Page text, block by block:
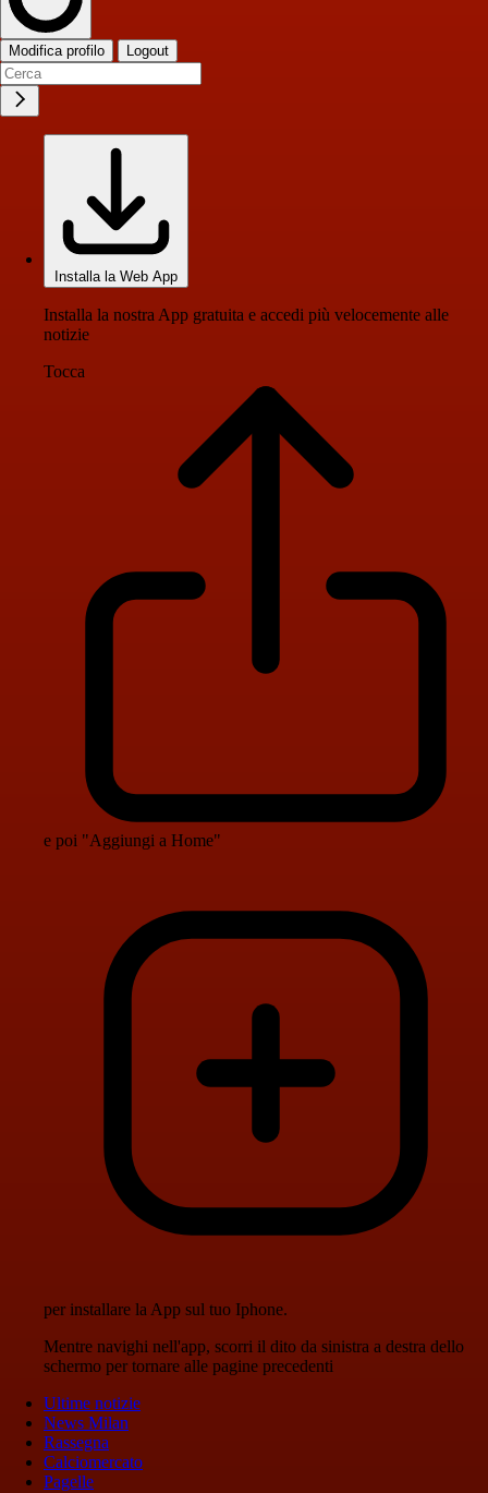
Modifica profilo Logout
Installa la Web App
Installa la nostra App gratuita e accedi più velocemente alle
notizie
Tocca
e poi "Aggiungi a Home"
per installare la App sul tuo Iphone.
Mentre navighi nell'app, scorri il dito da sinistra a destra dello
schermo per tornare alle pagine precedenti
Ultime notizie
News Milan
Rassegna
Calciomercato
Pagelle